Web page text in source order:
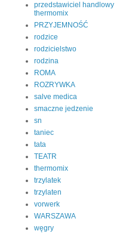
przedstawiciel handlowy
thermomix
PRZYJEMNOŚĆ
rodzice
rodzicielstwo
rodzina
ROMA
ROZRYWKA
salve medica
smaczne jedzenie
sn
taniec
tata
TEATR
thermomix
trzylatek
trzylaten
vorwerk
WARSZAWA
węgry